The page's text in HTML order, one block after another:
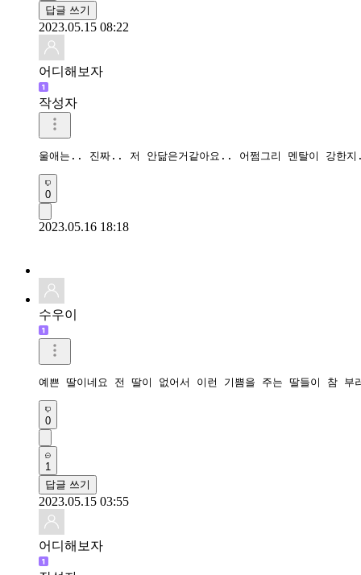
답글 쓰기
2023.05.15 08:22
어디해보자
작성자
울애는.. 진짜.. 저 안닮은거같아요.. 어쩜그리 멘탈이 강한지
0
2023.05.16 18:18
수우이
예쁜 딸이네요 전 딸이 없어서 이런 기쁨을 주는 딸들이 참
0
1
답글 쓰기
2023.05.15 03:55
어디해보자